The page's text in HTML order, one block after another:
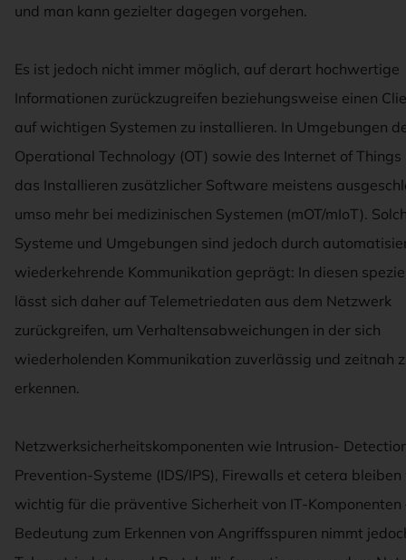
und man kann gezielter dagegen vorgehen.
Es ist jedoch nicht immer möglich, auf derart hochwertige
Informationen zurückzugreifen beziehungsweise einen
auf wichtigen Systemen zu installieren. In Umgebungen
Operational Technology (OT) sowie des Internet of Things
das Installieren zusätzlicher Software meistens
umso mehr bei medizinischen Systemen (mOT/mIoT).
Systeme und Umgebungen sind jedoch durch
wiederkehrende Kommunikation geprägt: In diesen
lässt sich daher auf Telemetriedaten aus dem Netzwerk
zurückgreifen, um Verhaltensabweichungen in der sich
wiederholenden Kommunikation zuverlässig und zeitnah
erkennen.
Netzwerksicherheitskomponenten wie Intrusion-
Prevention-Systeme (IDS/IPS), Firewalls et cetera
wichtig für die präventive Sicherheit von IT-Komponenten
Bedeutung zum Erkennen von Angriffsspuren nimmt